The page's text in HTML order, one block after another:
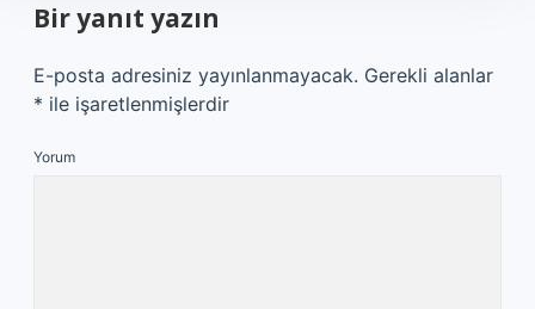
Bir yanıt yazın
E-posta adresiniz yayınlanmayacak. Gerekli alanlar
* ile işaretlenmişlerdir
Yorum